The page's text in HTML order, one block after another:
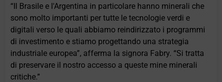
“Il Brasile e l'Argentina in particolare hanno minerali che
sono molto importanti per tutte le tecnologie verdi e
digitali verso le quali abbiamo reindirizzato i programmi
di investimento e stiamo progettando una strategia
industriale europea”, afferma la signora Fabry. “Si tratta
di preservare il nostro accesso a queste mine minerali
critiche.”